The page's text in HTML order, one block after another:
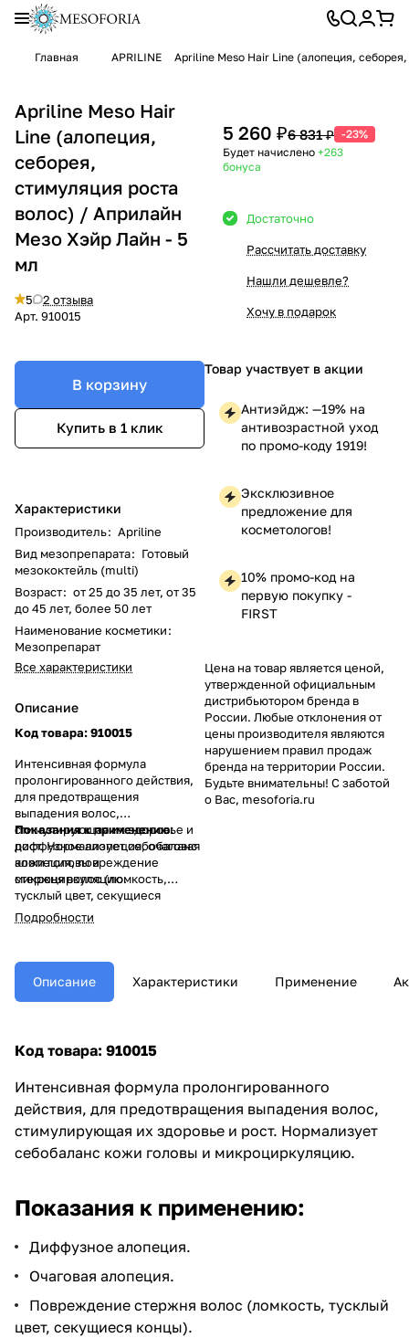
Главная APRILINE Apriline Meso Hair Line (алопеция,
Apriline Meso Hair
Line (алопеция,
себорея,
стимуляция роста
волос) / Априлайн
Мезо Хэйр Лайн - 5
мл
5
2 отзыва
Арт. 910015
В корзину
Купить в 1 клик
Характеристики
Производитель: Apriline
Вид мезопрепарата: Готовый
мезококтейль (multi)
Возраст: от 25 до 35 лет, от 35
до 45 лет, более 50 лет
Наименование косметики:
Мезопрепарат
Все характеристики
Описание
Код товара:910015
Интенсивная формула
пролонгированного действия,
для предотвращения
выпадения волос,
стимулирующая их здоровье и
рост. Нормализует себобаланс
кожи головы и
микроциркуляцию.
Показания к применению:
диффузное алопеция, очаговая
алопеция, повреждение
стержня волос (ломкость,
тусклый цвет, секущиеся
концы), себорея, раннее
поседение волос, андрогенная
Подробности
5 260 ₽6 831 ₽ -23%
Будет начислено +263
бонуса
Достаточно
Рассчитать доставку
Нашли дешевле?
Хочу в подарок
Товар участвует в акции
Антиэйдж: —19% на
антивозрастной уход
по промо-коду 1919!
Эксклюзивное
предложение для
косметологов!
10% промо-код на
первую покупку -
FIRST
Цена на товар является ценой,
утвержденной официальным
дистрибьютором бренда в
России. Любые отклонения от
цены производителя являются
нарушением правил продаж
бренда на территории России.
Будьте внимательны! С заботой
о Вас, mesoforia.ru
Описание Характеристики Применение
Код товара: 910015
Интенсивная формула пролонгированного
действия, для предотвращения выпадения волос,
стимулирующая их здоровье и рост. Нормализует
себобаланс кожи головы и микроциркуляцию.
Показания к применению:
Диффузное алопеция.
Очаговая алопеция.
Повреждение стержня волос (ломкость, тусклый
цвет, секущиеся концы).